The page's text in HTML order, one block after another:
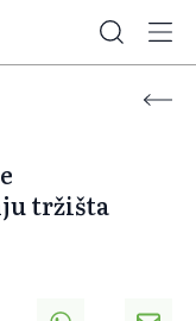
tržišta